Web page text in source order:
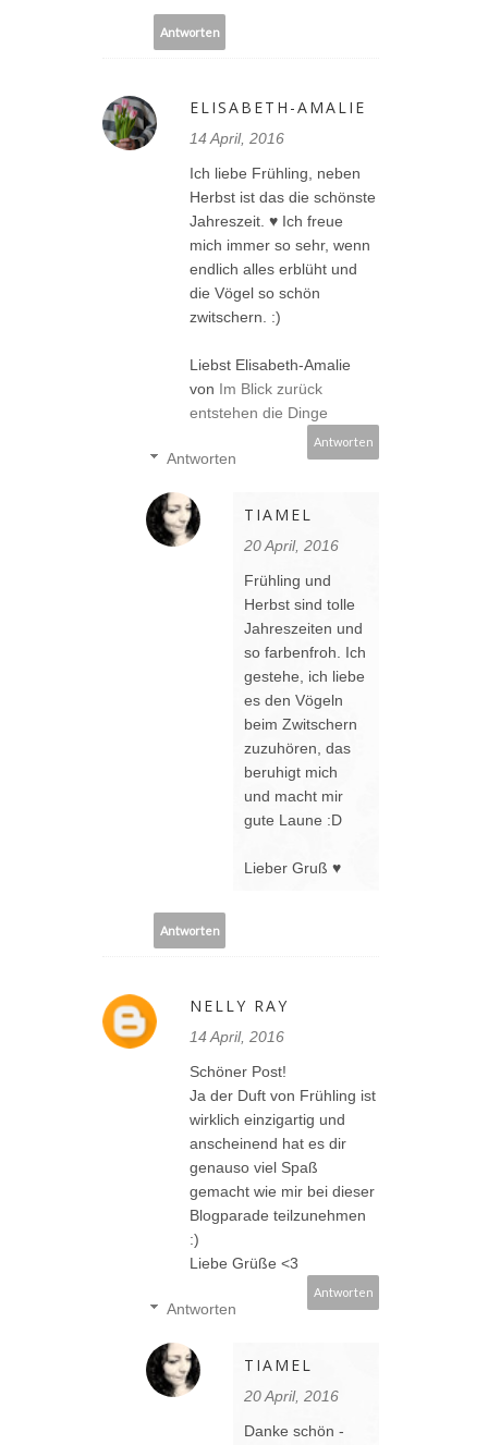
Antworten
ELISABETH-AMALIE
14 April, 2016
Ich liebe Frühling, neben
Herbst ist das die schönste
Jahreszeit. ♥ Ich freue
mich immer so sehr, wenn
endlich alles erblüht und
die Vögel so schön
zwitschern. :)
Liebst Elisabeth-Amalie
von Im Blick zurück
entstehen die Dinge
Antworten
Antworten
TIAMEL
20 April, 2016
Frühling und
Herbst sind tolle
Jahreszeiten und
so farbenfroh. Ich
gestehe, ich liebe
es den Vögeln
beim Zwitschern
zuzuhören, das
beruhigt mich
und macht mir
gute Laune :D
Lieber Gruß ♥
Antworten
NELLY RAY
14 April, 2016
Schöner Post!
Ja der Duft von Frühling ist
wirklich einzigartig und
anscheinend hat es dir
genauso viel Spaß
gemacht wie mir bei dieser
Blogparade teilzunehmen
:)
Liebe Grüße <3
Antworten
Antworten
TIAMEL
20 April, 2016
Danke schön -